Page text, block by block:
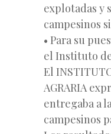
explotadas y
campesinos
• Para su
el Instituto
El
AGRARIA
entregaba a
campesinos